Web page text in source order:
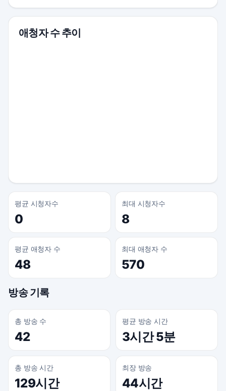
애청자 수 추이
평균 시청자수
0
최대 시청자수
8
평균 애청자 수
48
최대 애청자 수
570
방송 기록
총 방송 수
42
평균 방송 시간
3시간 5분
총 방송 시간
129시간
최장 방송
44시간